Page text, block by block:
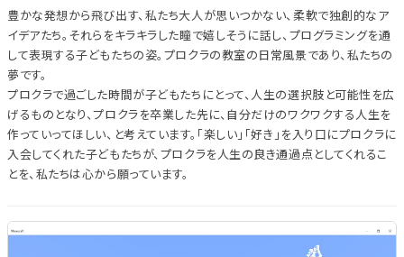
豊かな発想から飛び出す、私たち大人が思いつかない、柔軟で独創的なア
イデアたち。それらをキラキラした瞳で嬉しそうに話し、プログラミングを通
して表現する子どもたちの姿。プロクラの教室の日常風景であり、私たちの
夢です。
プロクラで過ごした時間が子どもたちにとって、人生の選択肢と可能性を広
げるものとなり、プロクラを卒業した先に、自分だけのワクワクする人生を
作っていってほしい、と考えています。「楽しい」「好き」を入り口にプロクラに
入会してくれた子どもたちが、プロクラを人生の良き通過点としてくれるこ
とを、私たちは心から願っています。